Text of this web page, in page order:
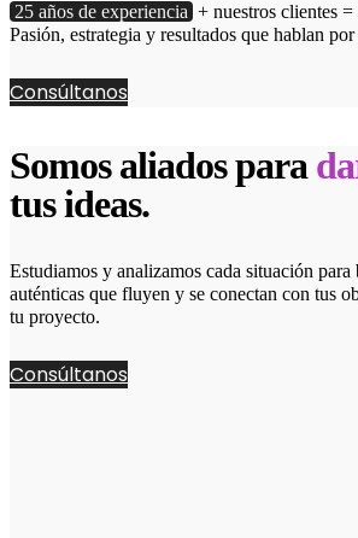
25 años de experiencia + nuestros clientes
Pasión, estrategia y resultados que hablan
Consúltanos
Somos aliados para
tus ideas.
Estudiamos y analizamos cada situación
auténticas que fluyen y se conectan con tus
tu proyecto.
Consúltanos